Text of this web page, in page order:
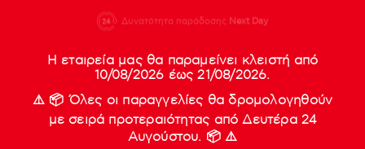
933
Δυνατότητα παράδοσης Next Day
Νέες
Η εταιρεία μας θα παραμείνει κλειστή από
10/08/2026 έως 21/08/2026.
⚠️ 📦 Όλες οι παραγγελίες θα δρομολογηθούν
με σειρά προτεραιότητας από Δευτέρα 24
Αυγούστου. 📦 ⚠️